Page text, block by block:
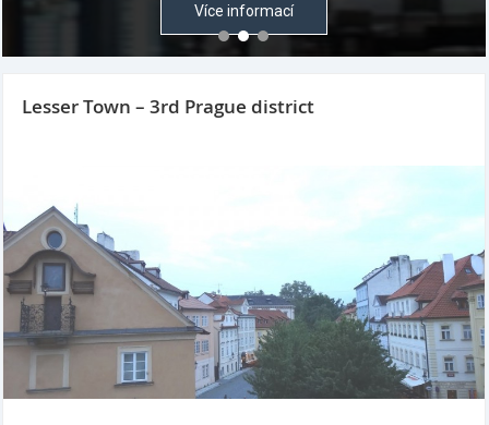
Více informací
Lesser Town – 3rd Prague district